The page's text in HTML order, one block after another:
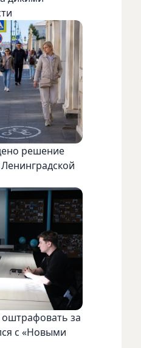
решение
оштрафовать за
с «Новыми